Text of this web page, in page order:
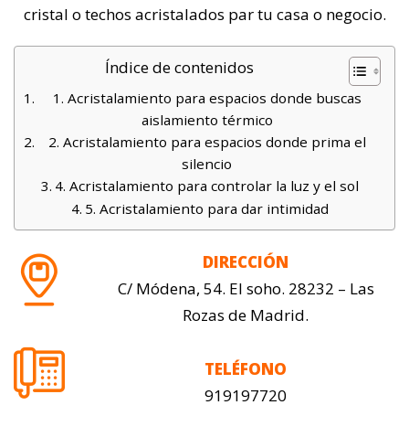
cristal o techos acristalados par tu casa o negocio.
Índice de contenidos
1. Acristalamiento para espacios donde buscas
aislamiento térmico
2. Acristalamiento para espacios donde prima el
silencio
4. Acristalamiento para controlar la luz y el sol
5. Acristalamiento para dar intimidad
DIRECCIÓN
C/ Módena, 54. El soho. 28232 – Las
Rozas de Madrid.
TELÉFONO
919197720